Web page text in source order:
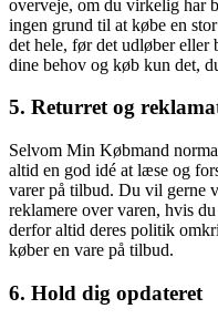
overveje, om du virkelig har
ingen grund til at købe en
det hele, før det udløber
dine behov og køb kun det,
5. Returret og
Selvom Min Købmand
altid en god idé at læse og
varer på tilbud. Du vil gerne
reklamere over varen, hvis
derfor altid deres politik
køber en vare på tilbud.
6. Hold dig opdateret